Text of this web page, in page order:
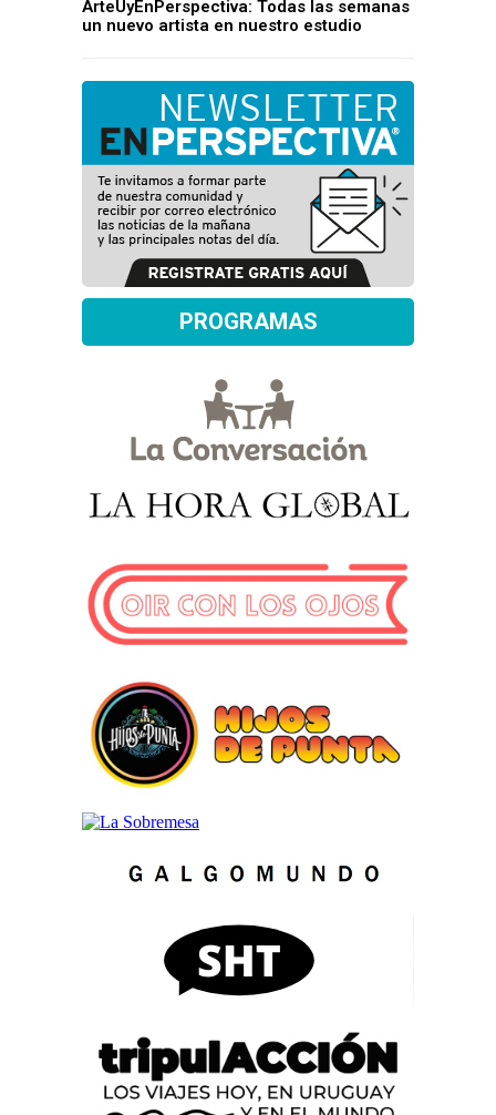
ArteUyEnPerspectiva: Todas las semanas
un nuevo artista en nuestro estudio
PROGRAMAS